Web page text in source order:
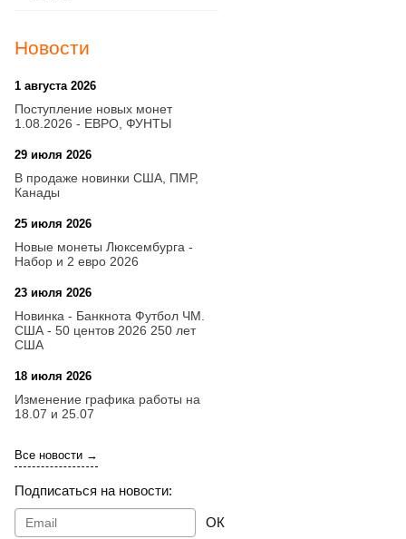
Новости
1 августа 2026
Поступление новых монет
1.08.2026 - ЕВРО, ФУНТЫ
29 июля 2026
В продаже новинки США, ПМР,
Канады
25 июля 2026
Новые монеты Люксембурга -
Набор и 2 евро 2026
23 июля 2026
Новинка - Банкнота Футбол ЧМ.
США - 50 центов 2026 250 лет
США
18 июля 2026
Изменение графика работы на
18.07 и 25.07
Все новости →
Подписаться на новости:
ОК